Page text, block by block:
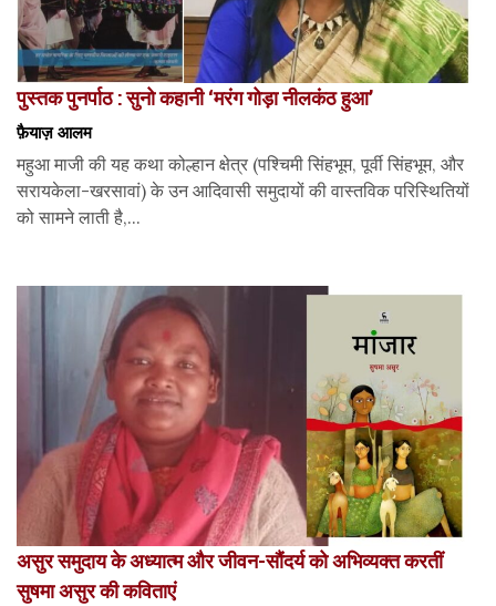
पुस्तक पुनर्पाठ : सुनो कहानी ‘मरंग गोड़ा नीलकंठ हुआ’
फ़ैयाज़ आलम
महुआ माजी की यह कथा कोल्हान क्षेत्र (पश्चिमी सिंहभूम, पूर्वी सिंहभूम, और
सरायकेला-खरसावां) के उन आदिवासी समुदायों की वास्तविक परिस्थितियों
को सामने लाती है,...
असुर समुदाय के अध्यात्म और जीवन-सौंदर्य को अभिव्यक्त करतीं
सुषमा असुर की कविताएं